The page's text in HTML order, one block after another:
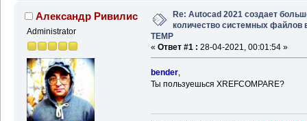
Александр Ривилис
Administrator
Re: Autocad 2021 создает
количество системных файлов
TEMP
« Ответ #1 : 28-04-2021, 00:01:54 »
bender,
Ты пользуешься XREFCOMPARE?